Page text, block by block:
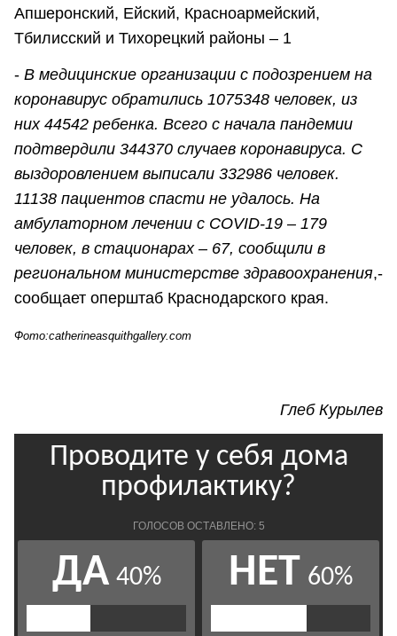
Апшеронский, Ейский, Красноармейский,
Тбилисский и Тихорецкий районы – 1
- В медицинские организации с подозрением на
коронавирус обратились 1075348 человек, из
них 44542 ребенка. Всего с начала пандемии
подтвердили 344370 случаев коронавируса. С
выздоровлением выписали 332986 человек.
11138 пациентов спасти не удалось. На
амбулаторном лечении с COVID-19 – 179
человек, в стационарах – 67, сообщили в
региональном министерстве здравоохранения,-
сообщает оперштаб Краснодарского края.
Фото:catherineasquithgallery.com
Глеб Курылев